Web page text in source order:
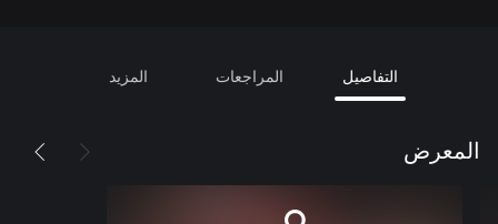
التفاصيل المراجعات المزيد
المعرض